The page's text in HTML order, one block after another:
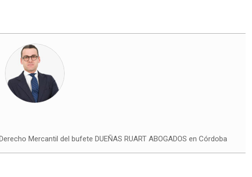
Mercantil del bufete DUEÑAS RUART ABOGADOS en Córdoba